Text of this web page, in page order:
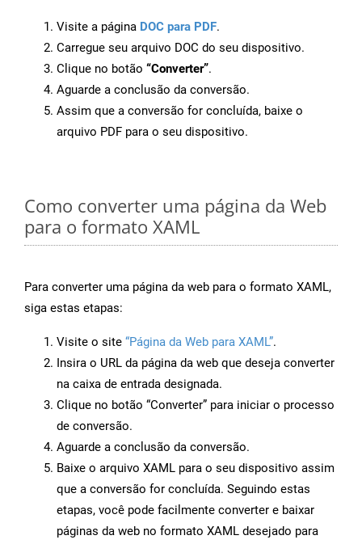
Visite a página DOC para PDF.
Carregue seu arquivo DOC do seu dispositivo.
Clique no botão “Converter”.
Aguarde a conclusão da conversão.
Assim que a conversão for concluída, baixe o
arquivo PDF para o seu dispositivo.
Como converter uma página da Web
para o formato XAML
Para converter uma página da web para o formato XAML,
siga estas etapas:
Visite o site “Página da Web para XAML”.
Insira o URL da página da web que deseja converter
na caixa de entrada designada.
Clique no botão “Converter” para iniciar o processo
de conversão.
Aguarde a conclusão da conversão.
Baixe o arquivo XAML para o seu dispositivo assim
que a conversão for concluída. Seguindo estas
etapas, você pode facilmente converter e baixar
páginas da web no formato XAML desejado para